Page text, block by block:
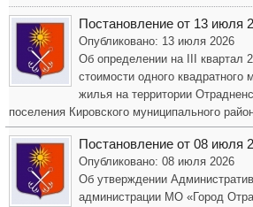
Постановление от 13 июля
Опубликовано: 13 июля 2026
Об определении на III квартал
стоимости одного
жилья на территории
поселения Кировского муниципального
Постановление от 08 июля
Опубликовано: 08 июля 2026
Об утверждении
администрации МО «Город